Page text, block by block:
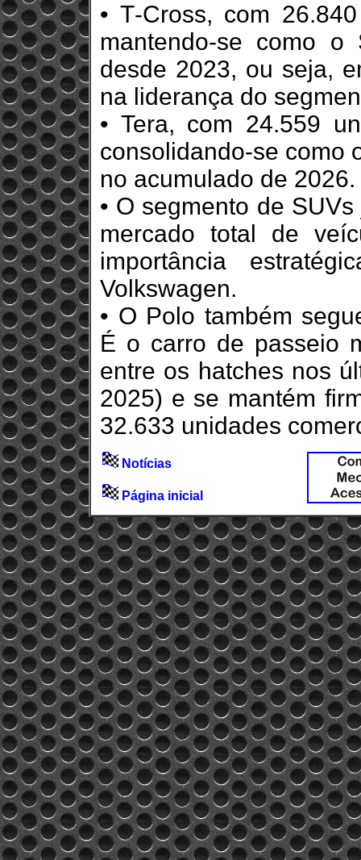
• T‑Cross, com
mantendo-se como
desde 2023, ou seja,
na liderança do
• Tera, com 24.559
consolidando-se como
no acumulado de 2026.
• O segmento de
mercado total de
importância
Volkswagen.
• O Polo também
É o carro de passeio
entre os hatches nos
2025) e se mantém
32.633 unidades
Notícias
Página inicial